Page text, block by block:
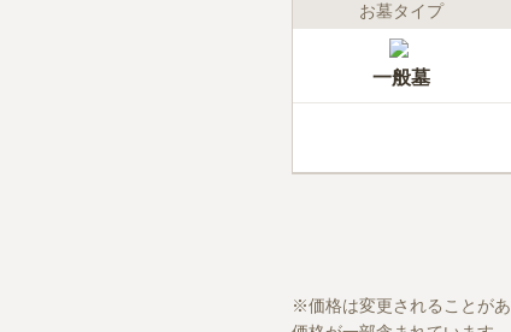
お墓タイプ
一般墓
価格は変更されることが